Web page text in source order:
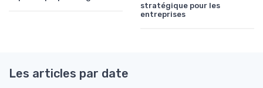
stratégique pour les
entreprises
Les articles par date